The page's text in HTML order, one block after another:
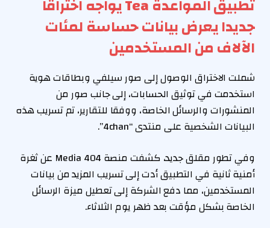
تطبيق المواعدة Tea يواجه اختراقا
جديدا يعرض بيانات حساسة لمئات
الآلاف من المستخدمين
شملت الاختراق الوصول إلى صور سيلفي وبطاقات هوية
استخدمت في توثيق الحسابات، إلى جانب صور من
المنشورات والرسائل الخاصة، ووفقا للتقارير، تم تسريب هذه
البيانات الشخصية على منتدى “4chan”.
وفي تطور مقلق جديد، كشفت منصة 404 Media عن ثغرة
أمنية ثانية في التطبيق أدت إلى تسريب المزيد من بيانات
المستخدمين، مما دفع الشركة إلى تعطيل ميزة الرسائل
الخاصة بشكل مؤقت بعد ظهر يوم الثلاثاء.